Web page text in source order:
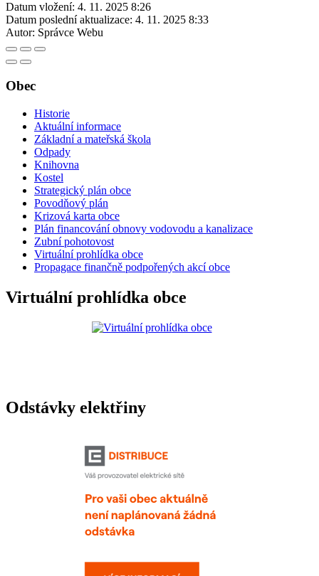
Datum vložení: 4. 11. 2025 8:26
Datum poslední aktualizace: 4. 11. 2025 8:33
Autor: Správce Webu
Obec
Historie
Aktuální informace
Základní a mateřská škola
Odpady
Knihovna
Kostel
Strategický plán obce
Povodňový plán
Krizová karta obce
Plán financování obnovy vodovodu a kanalizace
Zubní pohotovost
Virtuální prohlídka obce
Propagace finančně podpořených akcí obce
Virtuální prohlídka obce
Odstávky elektřiny